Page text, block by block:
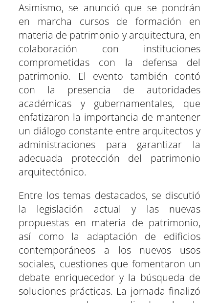
Asimismo, se anunció que se pondrán
en marcha cursos de formación en
materia de patrimonio y arquitectura, en
colaboración con instituciones
comprometidas con la defensa del
patrimonio. El evento también contó
con la presencia de autoridades
académicas y gubernamentales, que
enfatizaron la importancia de mantener
un diálogo constante entre arquitectos y
administraciones para garantizar la
adecuada protección del patrimonio
arquitectónico.
Entre los temas destacados, se discutió
la legislación actual y las nuevas
propuestas en materia de patrimonio,
así como la adaptación de edificios
contemporáneos a los nuevos usos
sociales, cuestiones que fomentaron un
debate enriquecedor y la búsqueda de
soluciones prácticas. La jornada finalizó